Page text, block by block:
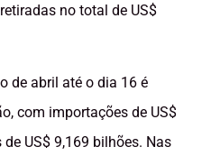
no total de US$
de abril até o dia 16 é
com importações de US$
US$ 9,169 bilhões. Nas